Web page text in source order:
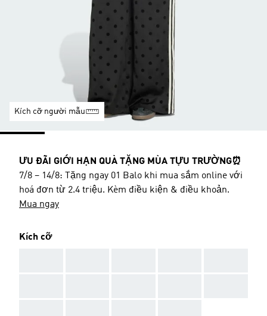
Kích cỡ người mẫu
ƯU ĐÃI GIỚI HẠN QUÀ TẶNG MÙA TỰU TRƯỜNG⏰
7/8 – 14/8: Tặng ngay 01 Balo khi mua sắm online với
hoá đơn từ 2.4 triệu. Kèm điều kiện & điều khoản.
Mua ngay
Kích cỡ